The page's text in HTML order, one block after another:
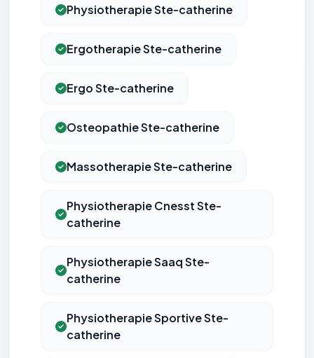
Physiotherapie Ste-catherine
Ergotherapie Ste-catherine
Ergo Ste-catherine
Osteopathie Ste-catherine
Massotherapie Ste-catherine
Physiotherapie Cnesst Ste-
catherine
Physiotherapie Saaq Ste-
catherine
Physiotherapie Sportive Ste-
catherine